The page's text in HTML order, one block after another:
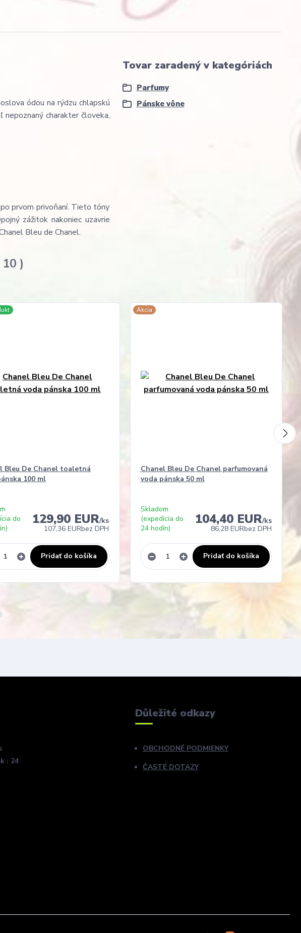
ódou na rýdzu chlapskú
charakter človeka,
prvom privoňaní. Tieto tóny
zážitok nakoniec uzavrie
Bleu de Chanel.
Tovar zaradený v kategóriách
Parfumy
Pánske vône
10
Bleu De Chanel toaletná
100 ml
129,90 EUR/ks
107,36 EURbez DPH
do
Pridať do košíka
Akcia
Chanel Bleu De Chanel parfumovaná
voda pánska 50 ml
104,40 EUR/ks
86,28 EURbez DPH
Skladom
(expedícia do
24 hodín)
Pridať do košíka
: 24
Důležité odkazy
OBCHODNÉ PODMIENKY
ČASTÉ DOTAZY